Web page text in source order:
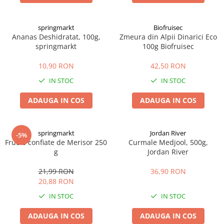
Afectiuni cronice
Hepato-biliare
Depresie, anxietate
Glanda tiroida
Probleme renale
Prostata, urologie
Sistem nervos
Sistemul osos
Produse naturiste
Antioxidanti
Cardiovasculare
Dulciuri, patiserii
Miere
Gume de mestecat
Siropuri, gemuri
Ciocolata
Batoane de cereale si fructe
Miere Manuka
Mancare sanatoasa
Paine, faina si mixuri
Ulei CBD
Produse pentru plaja
Produse de uz casnic
Produse igienizare
Deodorante
Igiena orala
Relaxare
Protectie antivirala
Sare de baie
springmarkt
Ananas Deshidratat, 100g,
springmarkt
10,90 RON
IN STOC
ADAUGA IN COS
Biofruisec
Zmeura din Alpii Dinarici Eco
100g Biofruisec
42,50 RON
IN STOC
ADAUGA IN COS
-5% springmarkt
Fructe confiate de Merisor 250
g
21,99 RON
20,88 RON
IN STOC
ADAUGA IN COS
Jordan River
Curmale Medjool, 500g,
Jordan River
36,90 RON
IN STOC
ADAUGA IN COS